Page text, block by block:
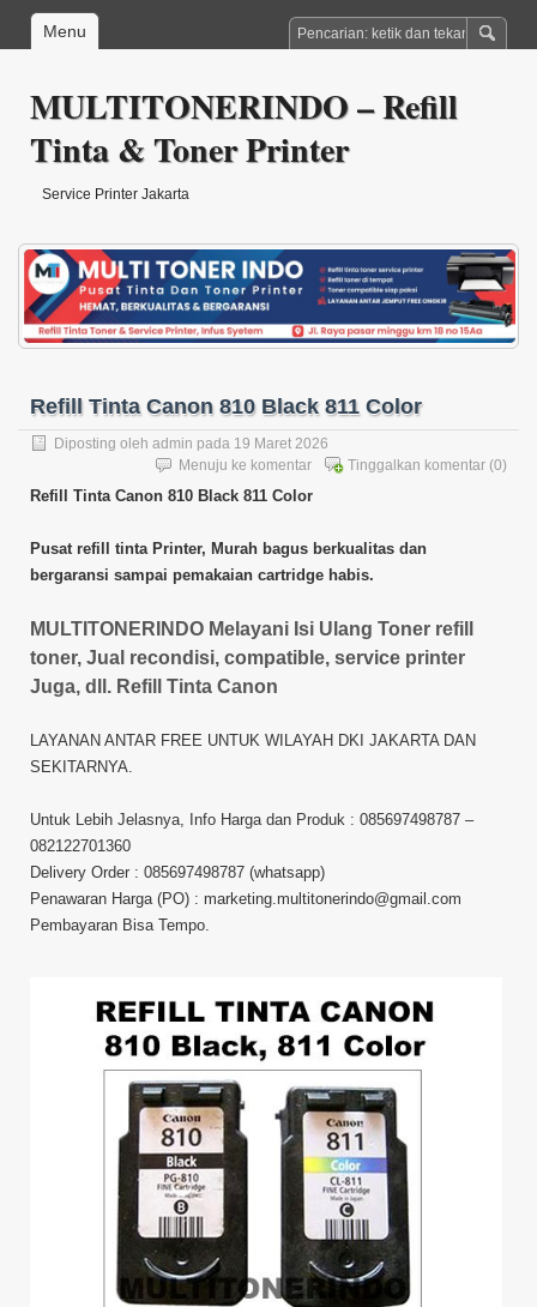
Menu
MULTITONERINDO – Refill
Tinta & Toner Printer
Service Printer Jakarta
Refill Tinta Canon 810 Black 811 Color
Diposting oleh admin pada 19 Maret 2026
Tinggalkan komentar (0)
Menuju ke komentar
Refill Tinta Canon 810 Black 811 Color
Pusat refill tinta Printer, Murah bagus berkualitas dan
bergaransi sampai pemakaian cartridge habis.
MULTITONERINDO Melayani Isi Ulang Toner refill
toner, Jual recondisi, compatible, service printer
Juga, dll. Refill Tinta Canon
LAYANAN ANTAR FREE UNTUK WILAYAH DKI JAKARTA DAN
SEKITARNYA.
Untuk Lebih Jelasnya, Info Harga dan Produk : 085697498787 –
082122701360
Delivery Order : 085697498787 (whatsapp)
Penawaran Harga (PO) : marketing.multitonerindo@gmail.com
Pembayaran Bisa Tempo.